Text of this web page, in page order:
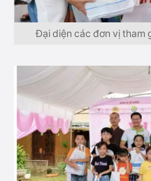
Đại diện các đơn vị tham